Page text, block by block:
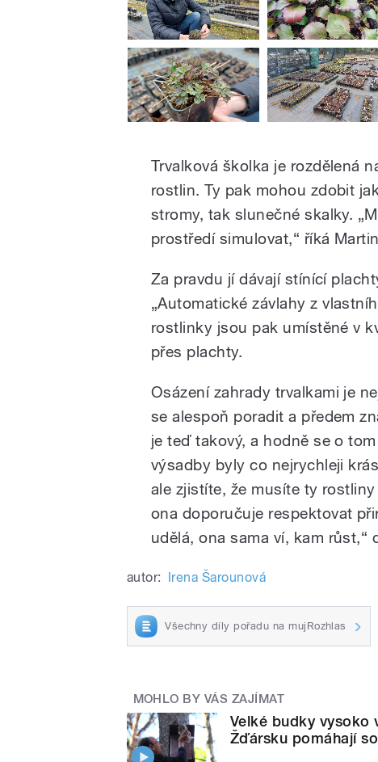
Trvalková školka je rozdělená
rostlin. Ty pak mohou zdobit
stromy, tak slunečné skalky.
prostředí simulovat,“ říká
Za pravdu jí dávají stínící
„Automatické závlahy z
rostlinky jsou pak umístěné v
přes plachty.
Osázení zahrady trvalkami je
se alespoň poradit a předem
je teď takový, a hodně se o
výsadby byly co nejrychleji
ale zjistíte, že musíte ty
ona doporučuje respektovat
udělá, ona sama ví, kam růst,“
autor: Irena Šarounová
Všechny díly pořadu na mujRozhlas
MOHLO BY VÁS ZAJÍMAT
Velké budky vysoko
Žďársku pomáhají